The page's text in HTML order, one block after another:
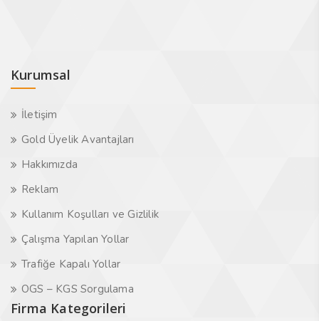
Kurumsal
İletişim
Gold Üyelik Avantajları
Hakkımızda
Reklam
Kullanım Koşulları ve Gizlilik
Çalışma Yapılan Yollar
Trafiğe Kapalı Yollar
OGS – KGS Sorgulama
Firma Kategorileri